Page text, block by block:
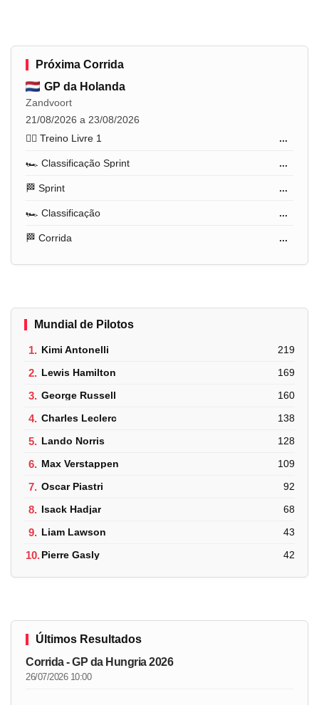
Próxima Corrida
GP da Holanda
Zandvoort
21/08/2026 a 23/08/2026
🏋️‍♂️ Treino Livre 1
...
🏎️ Classificação Sprint ...
🏁 Sprint ...
🏎️ Classificação ...
🏁 Corrida ...
Mundial de Pilotos
1. Kimi Antonelli 219
2. Lewis Hamilton 169
3. George Russell 160
4. Charles Leclerc 138
5. Lando Norris 128
6. Max Verstappen 109
7. Oscar Piastri 92
8. Isack Hadjar 68
9. Liam Lawson 43
10.Pierre Gasly 42
Últimos Resultados
Corrida - GP da Hungria 2026
26/07/2026 10:00